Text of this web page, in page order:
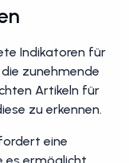
Indikatoren für
zunehmende
Artikeln für
zu erkennen.
eine